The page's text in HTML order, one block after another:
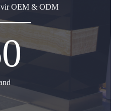
vir OEM & ODM